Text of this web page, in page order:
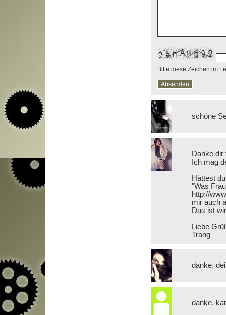
Bitte diese Zeichen im
schöne
Danke
Ich mag
Hättest
"Was
http://
mir auch
Das ist
Liebe
Trang
danke.
danke,